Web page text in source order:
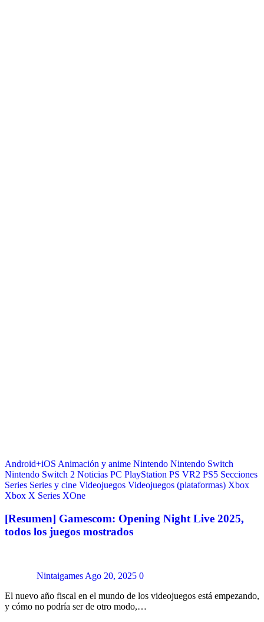
Android+iOS Animación y anime Nintendo Nintendo Switch
Nintendo Switch 2 Noticias PC PlayStation PS VR2 PS5 Secciones
Series Series y cine Videojuegos Videojuegos (plataformas) Xbox
Xbox X Series XOne
[Resumen] Gamescom: Opening Night Live 2025,
todos los juegos mostrados
Nintaigames Ago 20, 2025 0
El nuevo año fiscal en el mundo de los videojuegos está empezando,
y cómo no podría ser de otro modo,…